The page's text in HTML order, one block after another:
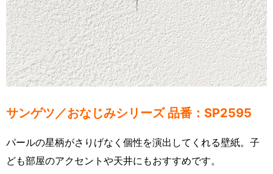
サンゲツ／おなじみシリーズ 品番：SP2595
パールの星柄がさりげなく個性を演出してくれる壁紙。子
ども部屋のアクセントや天井にもおすすめです。